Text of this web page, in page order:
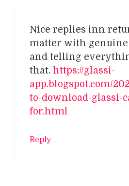
Nice replies inn
matter with
and telling
that. https://glassi-
app.blogspot.com/
to-download-glassi-
for.html
Reply